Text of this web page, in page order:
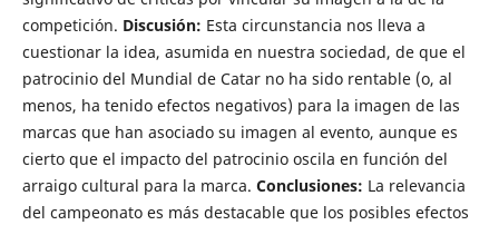
competición. Discusión: Esta circunstancia nos lleva a
cuestionar la idea, asumida en nuestra sociedad, de que el
patrocinio del Mundial de Catar no ha sido rentable (o, al
menos, ha tenido efectos negativos) para la imagen de las
marcas que han asociado su imagen al evento, aunque es
cierto que el impacto del patrocinio oscila en función del
arraigo cultural para la marca. Conclusiones: La relevancia
del campeonato es más destacable que los posibles efectos